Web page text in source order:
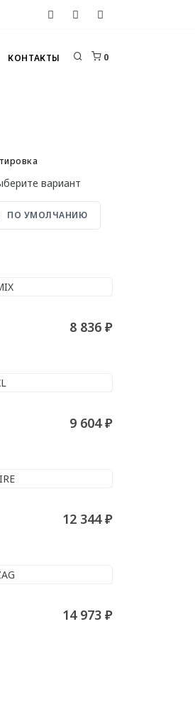
0
КОНТАКТЫ
вариант
ПО УМОЛЧАНИЮ
8 836 ₽
9 604 ₽
12 344 ₽
14 973 ₽